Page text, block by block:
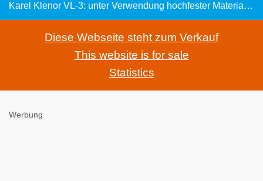
Karel Klenor VL-3: unter Verwendung hochfester Materialen wie Kevlar und Karbon
Diese Webseite steht zum Verkauf
This website is for sale
Statistics
Werbung